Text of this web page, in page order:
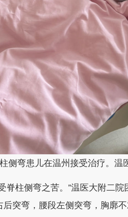
侧弯患儿在温州接受治疗。温
柱侧弯之苦。”温医大附二院
后突弯，腰段左侧突弯，胸廓